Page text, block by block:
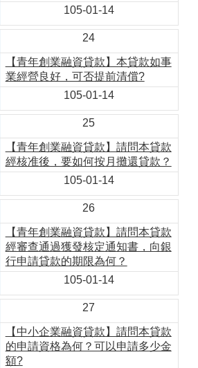
105-01-14
24
【青年創業融資貸款】本貸款如事
業經營良好，可否提前清償?
105-01-14
25
【青年創業融資貸款】請問本貸款
經核准後，要如何按月攤還貸款？
105-01-14
26
【青年創業融資貸款】請問本貸款
經審查通過獲發核定通知書，向銀
行申請貸款的期限為何？
105-01-14
27
【中小企業融資貸款】請問本貸款
的申請資格為何？可以申請多少金
額?